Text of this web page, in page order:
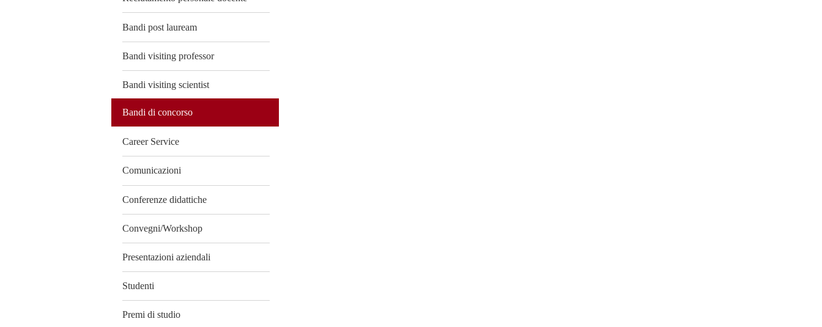
Bandi post lauream
Bandi visiting professor
Bandi visiting scientist
Bandi di concorso
Career Service
Comunicazioni
Conferenze didattiche
Convegni/Workshop
Presentazioni aziendali
Studenti
Premi di studio